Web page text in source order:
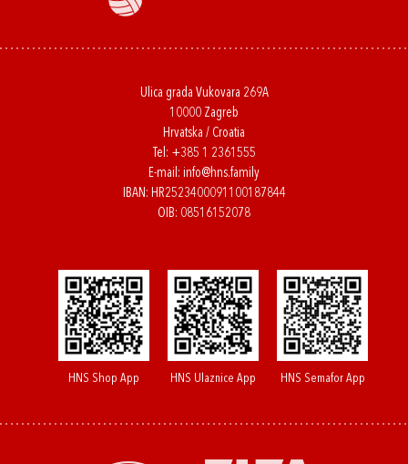
Ulica grada Vukovara 269A
10000 Zagreb
Hrvatska / Croatia
Tel: +385 1 2361555
E-mail: info@hns.family
IBAN: HR2523400091100187844
OIB: 08516152078
HNS Shop App HNS Ulaznice App HNS Semafor App